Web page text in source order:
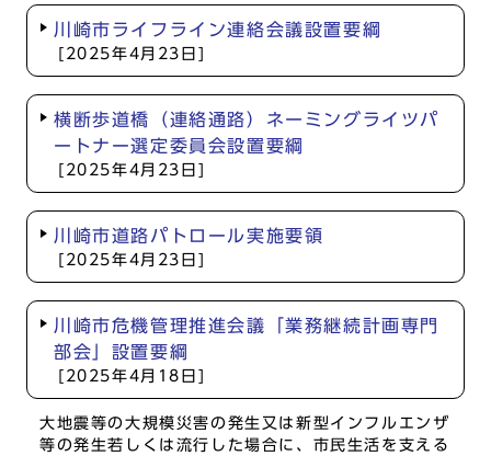
川崎市ライフライン連絡会議設置要綱
[2025年4月23日]
横断歩道橋（連絡通路）ネーミングライツパ
ートナー選定委員会設置要綱
[2025年4月23日]
川崎市道路パトロール実施要領
[2025年4月23日]
川崎市危機管理推進会議「業務継続計画専門
部会」設置要綱
[2025年4月18日]
大地震等の大規模災害の発生又は新型インフルエンザ
等の発生若しくは流行した場合に、市民生活を支える